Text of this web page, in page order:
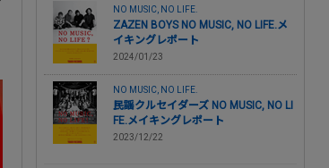
NO MUSIC, NO LIFE.
ZAZEN BOYS NO MUSIC, NO LIFE.メ
イキングレポート
2024/01/23
NO MUSIC, NO LIFE.
民謡クルセイダーズ NO MUSIC, NO LI
FE.メイキングレポート
2023/12/22